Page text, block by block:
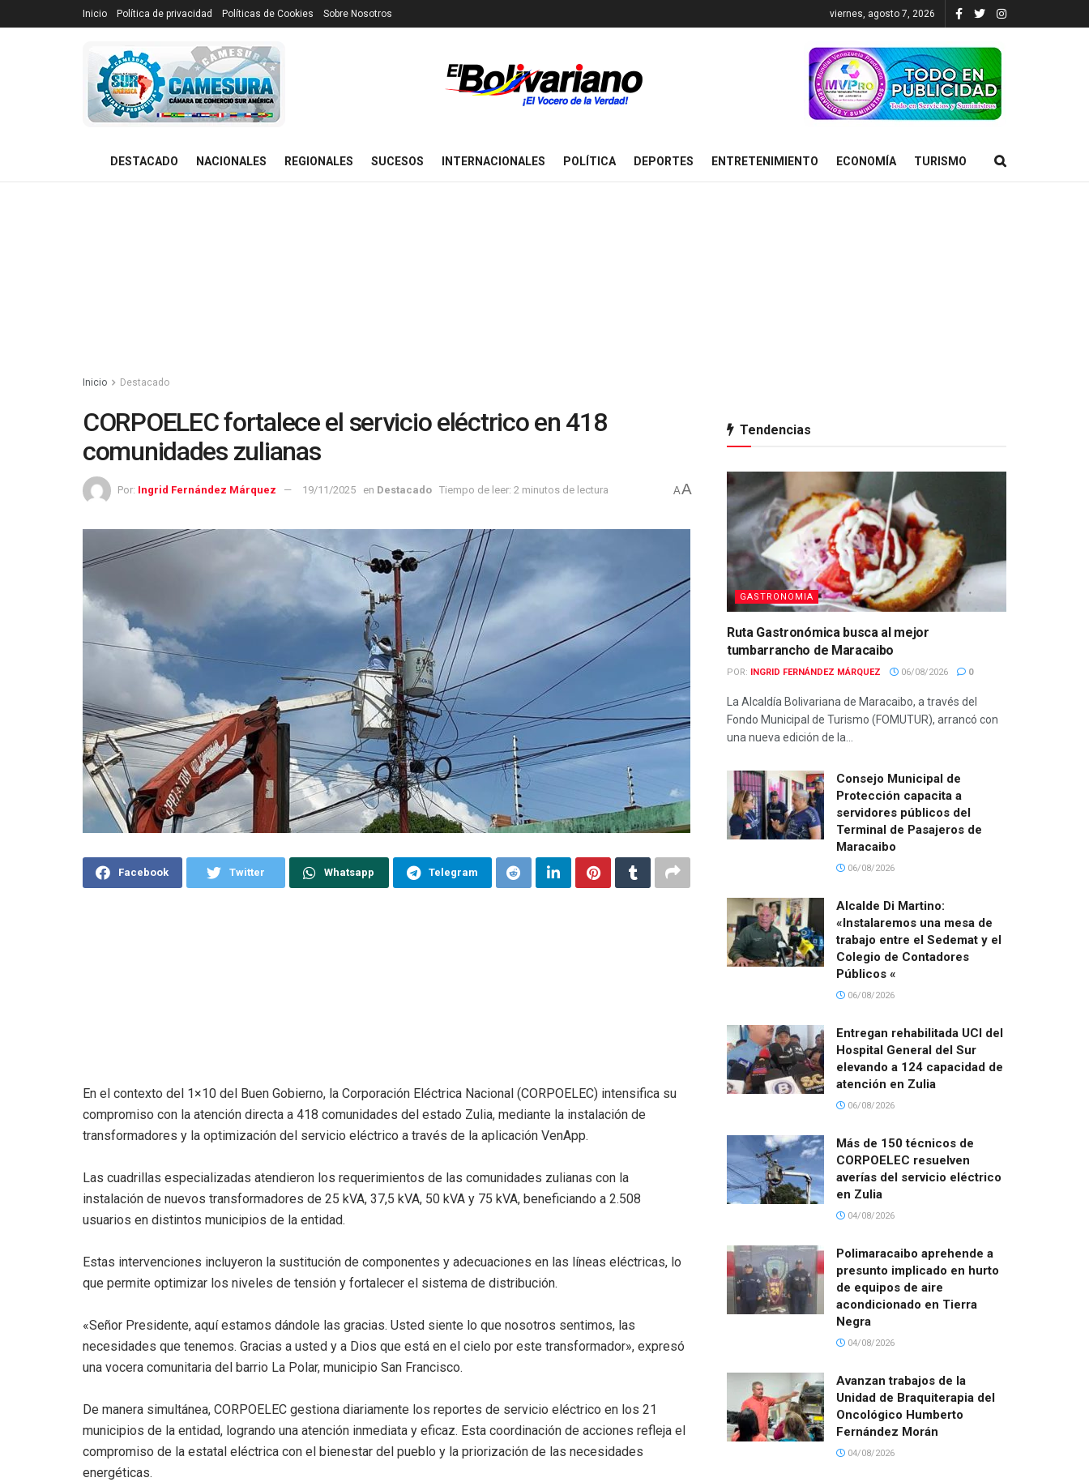
Inicio Política de privacidad Políticas de Cookies Sobre Nosotros viernes, agosto 7, 2026
DESTACADO NACIONALES REGIONALES SUCESOS INTERNACIONALES POLÍTICA DEPORTES ENTRETENIMIENTO ECONOMÍA TURISMO
Inicio Destacado
CORPOELEC fortalece el servicio eléctrico en 418
comunidades zulianas
Por: Ingrid Fernández Márquez 19/11/2025 en Destacado Tiempo de leer: 2 minutos de lectura AA
Facebook Twitter Whatsapp Telegram
En el contexto del 1×10 del Buen Gobierno, la Corporación Eléctrica Nacional (CORPOELEC) intensifica su
compromiso con la atención directa a 418 comunidades del estado Zulia, mediante la instalación de
transformadores y la optimización del servicio eléctrico a través de la aplicación VenApp.
Las cuadrillas especializadas atendieron los requerimientos de las comunidades zulianas con la
instalación de nuevos transformadores de 25 kVA, 37,5 kVA, 50 kVA y 75 kVA, beneficiando a 2.508
usuarios en distintos municipios de la entidad.
Estas intervenciones incluyeron la sustitución de componentes y adecuaciones en las líneas eléctricas, lo
que permite optimizar los niveles de tensión y fortalecer el sistema de distribución.
«Señor Presidente, aquí estamos dándole las gracias. Usted siente lo que nosotros sentimos, las
necesidades que tenemos. Gracias a usted y a Dios que está en el cielo por este transformador», expresó
una vocera comunitaria del barrio La Polar, municipio San Francisco.
De manera simultánea, CORPOELEC gestiona diariamente los reportes de servicio eléctrico en los 21
municipios de la entidad, logrando una atención inmediata y eficaz. Esta coordinación de acciones refleja el
compromiso de la estatal eléctrica con el bienestar del pueblo y la priorización de las necesidades
energéticas.
Tendencias
GASTRONOMIA
Ruta Gastronómica busca al mejor
tumbarrancho de Maracaibo
POR: INGRID FERNÁNDEZ MÁRQUEZ 06/08/2026 0
La Alcaldía Bolivariana de Maracaibo, a través del
Fondo Municipal de Turismo (FOMUTUR), arrancó con
una nueva edición de la...
Consejo Municipal de
Protección capacita a
servidores públicos del
Terminal de Pasajeros de
Maracaibo
06/08/2026
Alcalde Di Martino:
«Instalaremos una mesa de
trabajo entre el Sedemat y el
Colegio de Contadores
Públicos «
06/08/2026
Entregan rehabilitada UCI del
Hospital General del Sur
elevando a 124 capacidad de
atención en Zulia
06/08/2026
Más de 150 técnicos de
CORPOELEC resuelven
averías del servicio eléctrico
en Zulia
04/08/2026
Polimaracaibo aprehende a
presunto implicado en hurto
de equipos de aire
acondicionado en Tierra
Negra
04/08/2026
Avanzan trabajos de la
Unidad de Braquiterapia del
Oncológico Humberto
Fernández Morán
04/08/2026